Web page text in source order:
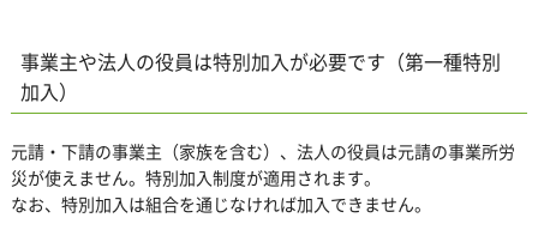
事業主や法人の役員は特別加入が必要です（第一種特別
加入）
元請・下請の事業主（家族を含む）、法人の役員は元請の事業所労
災が使えません。特別加入制度が適用されます。
なお、特別加入は組合を通じなければ加入できません。